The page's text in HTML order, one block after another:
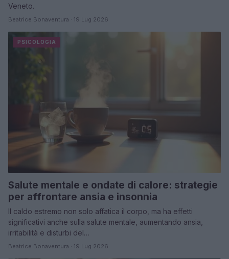
Veneto.
Beatrice Bonaventura · 19 Lug 2026
PSICOLOGIA
Salute mentale e ondate di calore: strategie
per affrontare ansia e insonnia
Il caldo estremo non solo affatica il corpo, ma ha effetti
significativi anche sulla salute mentale, aumentando ansia,
irritabilità e disturbi del…
Beatrice Bonaventura · 19 Lug 2026